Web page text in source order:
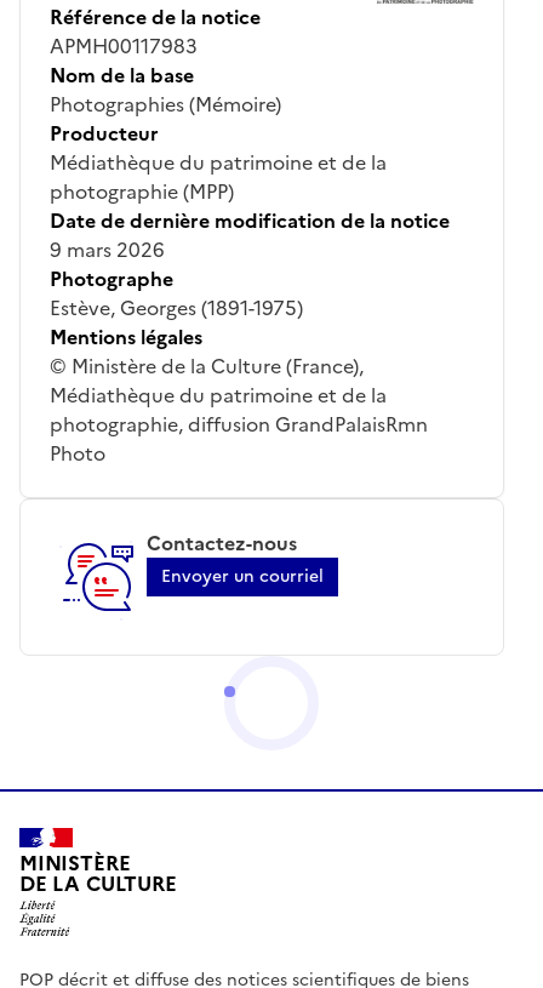
Référence de la notice
APMH00117983
Nom de la base
Photographies (Mémoire)
Producteur
Médiathèque du patrimoine et de la
photographie (MPP)
Date de dernière modification de la notice
9 mars 2026
Photographe
Estève, Georges (1891-1975)
Mentions légales
© Ministère de la Culture (France),
Médiathèque du patrimoine et de la
photographie, diffusion GrandPalaisRmn
Photo
Contactez-nous
Envoyer un courriel
MINISTÈRE
DE LA CULTURE
POP décrit et diffuse des notices scientifiques de biens